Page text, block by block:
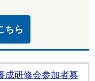
ちら
成研修会参加者募